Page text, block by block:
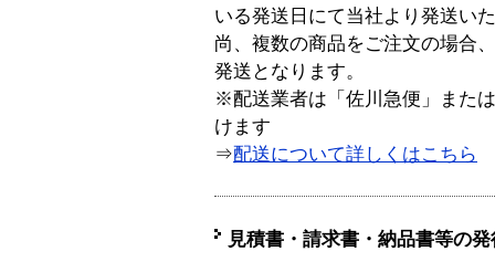
いる発送日にて当社より発送い
尚、複数の商品をご注文の場合
発送となります。
※配送業者は「佐川急便」また
けます
⇒配送について詳しくはこちら
見積書・請求書・納品書等の